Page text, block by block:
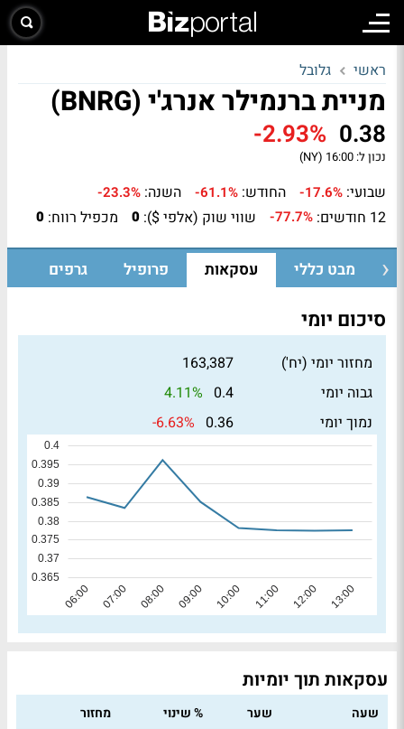
ראשי גלובל
מניית ברנמילר אנרג'י (BNRG)
0.38
-2.93%
נכון ל: 16:00 (NY)
שבועי: -17.6% החודש: -61.1% השנה: -23.3%
12 חודשים: -77.7% שווי שוק (אלפי $): 0 מכפיל רווח: 0
מבט כללי עסקאות פרופיל גרפים
סיכום יומי
מחזור יומי (יח')
163,387
גבוה יומי
0.4
4.11%
נמוך יומי
0.36
-6.63%
עסקאות תוך יומיות
שעה שער % שינוי
מחזור